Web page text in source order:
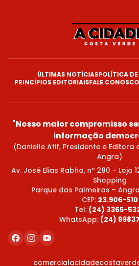
ÚLTIMAS NOTÍCIASPOLÍTICA
PRINCÍPIOS EDITORIAISFALE CONOSCO
"Nosso maior compromisso
informação
(Danielle Afif, Presidente e Editora
Angra)
Av. José Elias Rabha, nº 280 – Loja
Shopping
Parque das Palmeiras –
CEP: 23.906-510
Tel: (24) 3365-
WhatsApp: (24)